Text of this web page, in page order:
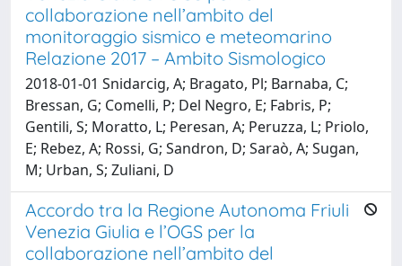
collaborazione nell’ambito del
monitoraggio sismico e meteomarino
Relazione 2017 – Ambito Sismologico
2018-01-01 Snidarcig, A; Bragato, Pl; Barnaba, C;
Bressan, G; Comelli, P; Del Negro, E; Fabris, P;
Gentili, S; Moratto, L; Peresan, A; Peruzza, L; Priolo,
E; Rebez, A; Rossi, G; Sandron, D; Saraò, A; Sugan,
M; Urban, S; Zuliani, D
Accordo tra la Regione Autonoma Friuli
Venezia Giulia e l’OGS per la
collaborazione nell’ambito del